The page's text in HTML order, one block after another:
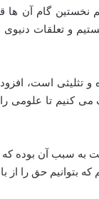
نخستین گام آن ها
و تعلقات دنیوی
تثلیثی است،
کنیم تا علومی را
به سبب آن بوده
که بتوانیم حق را